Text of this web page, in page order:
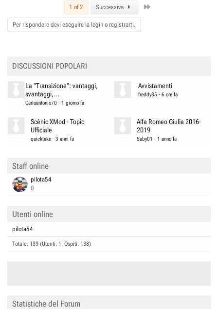
1 of 2 Successiva
Per rispondere devi eseguire la login o registrarti.
DISCUSSIONI POPOLARI
La "Transizione": vantaggi,
svantaggi,...
Carloantonio70 - 1 giorno fa
Avvistamenti
freddy85 - 6 ore fa
Scénic XMod - Topic
Ufficiale
quicktake -3 anni fa
Alfa Romeo Giulia 2016-
2019
Suby01 - 1 anno fa
Staff online
pilota54
0
Utenti online
pilota54
Totale: 139 (Utenti: 1, Ospiti: 138)
Statistiche del Forum